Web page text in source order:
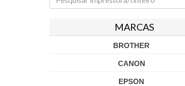
MARCAS
BROTHER
CANON
EPSON